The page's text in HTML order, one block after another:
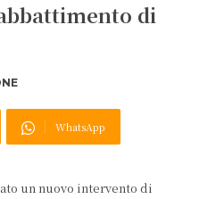
di
WhatsApp
un nuovo intervento di